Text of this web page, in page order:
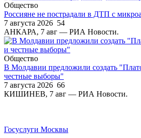
Общество
Россияне не пострадали в ДТП с
7 августа 2026 54
АНКАРА, 7 авг — РИА Новости.
Общество
В Молдавии предложили создать
честные выборы"
7 августа 2026 66
КИШИНЕВ, 7 авг — РИА Новости.
Госуслуги Москвы